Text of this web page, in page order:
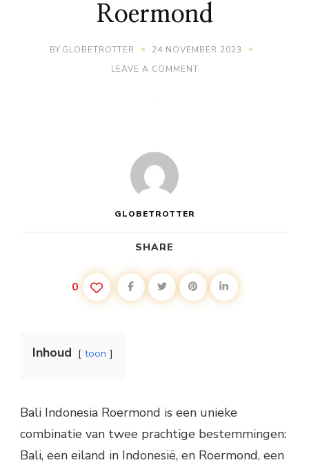
Roermond
BY GLOBETROTTER
24 NOVEMBER 2023
LEAVE A COMMENTON
GLOBETROTTER
SHARE
0
Inhoud toon
Bali Indonesia Roermond is een unieke
combinatie van twee prachtige bestemmingen:
Bali, een eiland in Indonesië, en Roermond, een